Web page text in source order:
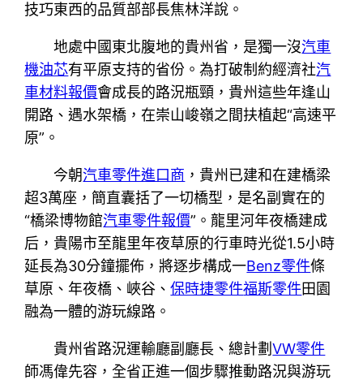
技巧東西的品質部部長焦林洋說。
地處中國東北腹地的貴州省，是獨一沒汽車
機油芯有平原支持的省份。為打破制約經濟社汽
車材料報價會成長的路況瓶頸，貴州這些年逢山
開路、遇水架橋，在崇山峻嶺之間扶植起“高速平
原”。
今朝汽車零件進口商 ，貴州已建和在建橋梁
超3萬座，簡直囊括了一切橋型，是名副實在的
“橋梁博物館汽車零件報價”。龍里河年夜橋建成
后，貴陽市至龍里年夜草原的行車時光從1.5小時
延長為30分鐘擺佈，將逐步構成一Benz零件條
草原、年夜橋、峽谷、保時捷零件福斯零件田園
融為一體的游玩線路。
貴州省路況運輸廳副廳長、總計劃VW零件
師馮偉先容，全省正進一個步驟推動路況與游玩